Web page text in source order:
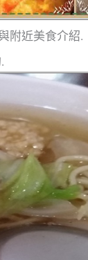
附近美食介紹.